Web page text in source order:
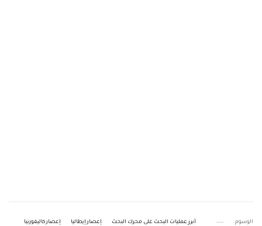
الوسوم أبرز عمليات البحث على محرك البحث إعصار إيطاليا
إعصار كاليفورنيا